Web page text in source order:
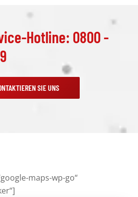
Hotline: 0800 -
SIE UNS
maps-wp-go“